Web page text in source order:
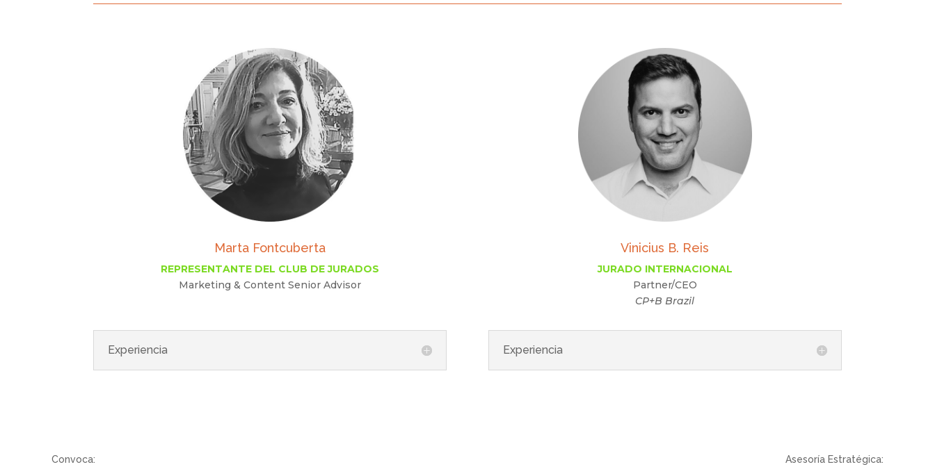
Marta Fontcuberta
REPRESENTANTE DEL CLUB DE JURADOS
Marketing & Content Senior Advisor
Experiencia
Vinicius B. Reis
JURADO INTERNACIONAL
Partner/CEO
CP+B Brazil
Experiencia
Convoca: Asesoría Estratégica: